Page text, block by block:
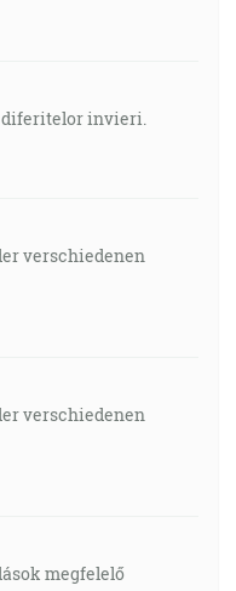
diferitelor invieri.
verschiedenen
verschiedenen
megfelelő